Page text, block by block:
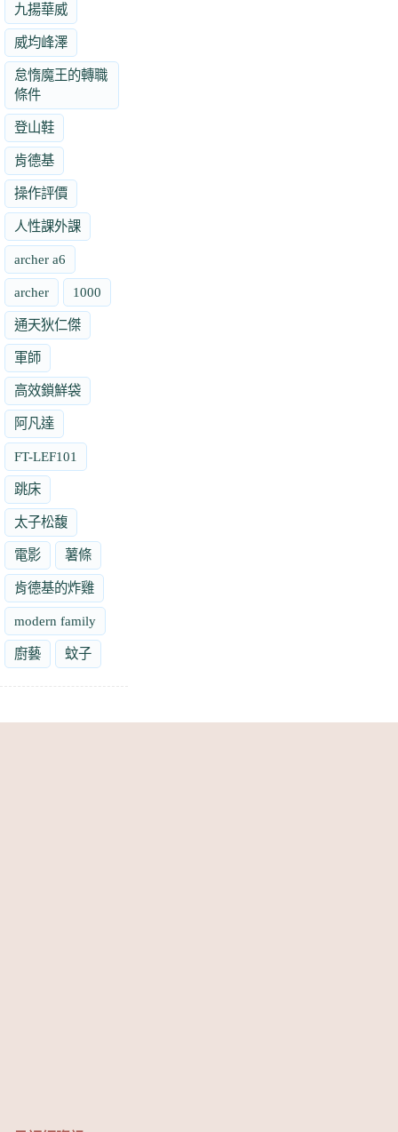
九揚華威
威均峰澤
怠惰魔王的轉職
條件
登山鞋
肯德基
操作評價
人性課外課
archer a6
archer 1000
通天狄仁傑
軍師
高效鎖鮮袋
阿凡達
FT-LEF101
跳床
太子松馥
電影 薯條
肯德基的炸雞
modern family
廚藝 蚊子